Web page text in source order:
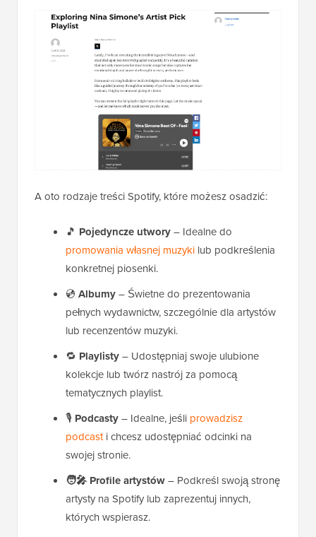
A oto rodzaje treści Spotify, które możesz osadzić:
🎵 Pojedyncze utwory– Idealne do
promowania własnej muzyki lub podkreślenia
konkretnej piosenki.
💿 Albumy– Świetne do prezentowania
pełnych wydawnictw, szczególnie dla artystów
lub recenzentów muzyki.
🔁 Playlisty– Udostępniaj swoje ulubione
kolekcje lub twórz nastrój za pomocą
tematycznych playlist.
🎙️ Podcasty– Idealne, jeśli prowadzisz
podcasti chcesz udostępniać odcinki na
swojej stronie.
🧑‍🎤 Profile artystów– Podkreśl swoją stronę
artysty na Spotify lub zaprezentuj innych,
których wspierasz.